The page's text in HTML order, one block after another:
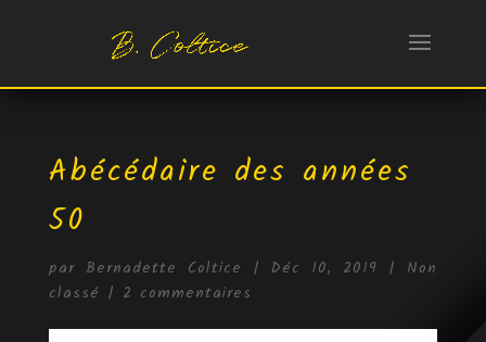
Abécédaire des années
50
par Bernadette Coltice | Déc 10, 2019 | Non
classé | 2 commentaires